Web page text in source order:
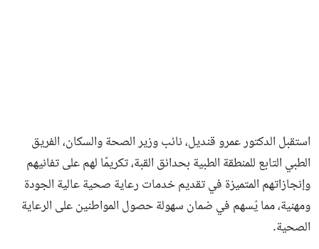
استقبل الدكتور عمرو قنديل، نائب وزير الصحة والسكان، الفريق
الطبي التابع للمنطقة الطبية بحدائق القبة، تكريمًا لهم على تفانيهم
وإنجازاتهم المتميزة في تقديم خدمات رعاية صحية عالية الجودة
ومهنية، مما يُسهم في ضمان سهولة حصول المواطنين على الرعاية
الصحية.